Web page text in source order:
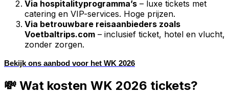
Via hospitalityprogramma’s – luxe tickets met
catering en VIP-services. Hoge prijzen.
Via betrouwbare reisaanbieders zoals
Voetbaltrips.com – inclusief ticket, hotel en vlucht,
zonder zorgen.
Bekijk ons aanbod voor het WK 2026
💸 Wat kosten WK 2026 tickets?